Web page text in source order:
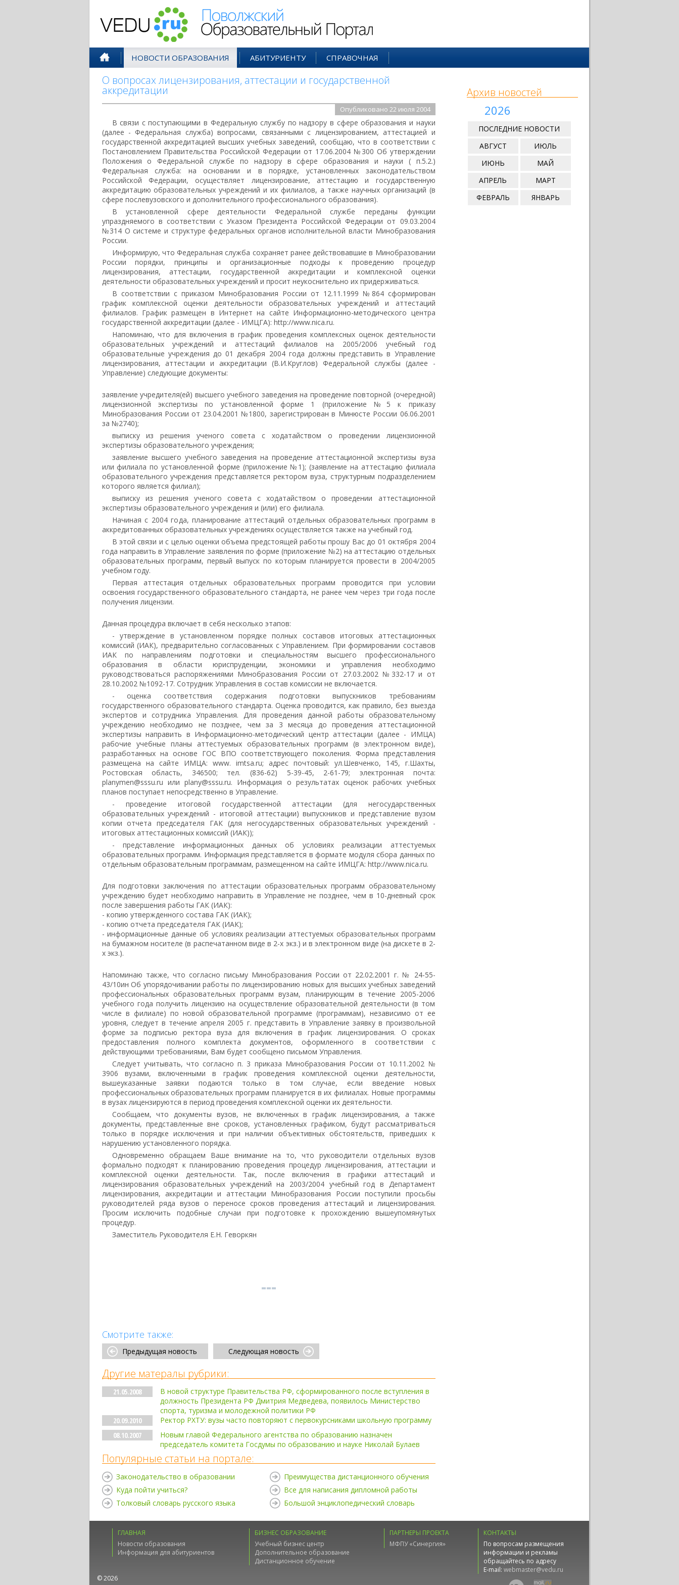
НОВОСТИ ОБРАЗОВАНИЯ АБИТУРИЕНТУ СПРАВОЧНАЯ
О вопросах лицензирования, аттестации и государственной
аккредитации
Опубликовано 22 июля 2004
В связи с поступающими в Федеральную службу по надзору в сфере образования и науки
(далее - Федеральная служба) вопросами, связанными с лицензированием, аттестацией и
государственной аккредитацией высших учебных заведений, сообщаю, что в соответствии с
Постановлением Правительства Российской Федерации от 17.06.2004 №300 Об утверждении
Положения о Федеральной службе по надзору в сфере образования и науки ( п.5.2.)
Федеральная служба: на основании и в порядке, установленных законодательством
Российской Федерации, осуществляет лицензирование, аттестацию и государственную
аккредитацию образовательных учреждений и их филиалов, а также научных организаций (в
сфере послевузовского и дополнительного профессионального образования).
В установленной сфере деятельности Федеральной службе переданы функции
упраздняемого в соответствии с Указом Президента Российской Федерации от 09.03.2004
№314 О системе и структуре федеральных органов исполнительной власти Минобразования
России.
Информирую, что Федеральная служба сохраняет ранее действовавшие в Минобразовании
России порядки, принципы и организационные подходы к проведению процедур
лицензирования, аттестации, государственной аккредитации и комплексной оценки
деятельности образовательных учреждений и просит неукоснительно их придерживаться.
В соответствии с приказом Минобразования России от 12.11.1999 №864 сформирован
график комплексной оценки деятельности образовательных учреждений и аттестаций
филиалов. График размещен в Интернет на сайте Информационно-методического центра
государственной аккредитации (далее - ИМЦГА): http://www.nica.ru.
Напоминаю, что для включения в график проведения комплексных оценок деятельности
образовательных учреждений и аттестаций филиалов на 2005/2006 учебный год
образовательные учреждения до 01 декабря 2004 года должны представить в Управление
лицензирования, аттестации и аккредитации (В.И.Круглов) Федеральной службы (далее -
Управление) следующие документы:
заявление учредителя(ей) высшего учебного заведения на проведение повторной (очередной)
лицензионной экспертизы по установленной форме 1 (приложение №5 к приказу
Минобразования России от 23.04.2001 №1800, зарегистрирован в Минюсте России 06.06.2001
за №2740);
выписку из решения ученого совета с ходатайством о проведении лицензионной
экспертизы образовательного учреждения;
заявление высшего учебного заведения на проведение аттестационной экспертизы вуза
или филиала по установленной форме (приложение №1); (заявление на аттестацию филиала
образовательного учреждения представляется ректором вуза, структурным подразделением
которого является филиал);
выписку из решения ученого совета с ходатайством о проведении аттестационной
экспертизы образовательного учреждения и (или) его филиала.
Начиная с 2004 года, планирование аттестаций отдельных образовательных программ в
аккредитованных образовательных учреждениях осуществляется также на учебный год.
В этой связи и с целью оценки объема предстоящей работы прошу Вас до 01 октября 2004
года направить в Управление заявления по форме (приложение №2) на аттестацию отдельных
образовательных программ, первый выпуск по которым планируется провести в 2004/2005
учебном году.
Первая аттестация отдельных образовательных программ проводится при условии
освоения государственного образовательного стандарта, не ранее чем через три года после
получения лицензии.
Данная процедура включает в себя несколько этапов:
- утверждение в установленном порядке полных составов итоговых аттестационных
комиссий (ИАК), предварительно согласованных с Управлением. При формировании составов
ИАК по направлениям подготовки и специальностям высшего профессионального
образования в области юриспруденции, экономики и управления необходимо
руководствоваться распоряжениями Минобразования России от 27.03.2002 №332-17 и от
28.10.2002 №1092-17. Сотрудник Управления в состав комиссии не включается.
- оценка соответствия содержания подготовки выпускников требованиям
государственного образовательного стандарта. Оценка проводится, как правило, без выезда
экспертов и сотрудника Управления. Для проведения данной работы образовательному
учреждению необходимо не позднее, чем за 3 месяца до проведения аттестационной
экспертизы направить в Информационно-методический центр аттестации (далее - ИМЦА)
рабочие учебные планы аттестуемых образовательных программ (в электронном виде),
разработанных на основе ГОС ВПО соответствующего поколения. Форма представления
размещена на сайте ИМЦА: www. imtsa.ru; адрес почтовый: ул.Шевченко, 145, г.Шахты,
Ростовская область, 346500; тел. (836-62) 5-39-45, 2-61-79; электронная почта:
planymen@sssu.ru или plany@sssu.ru. Информация о результатах оценок рабочих учебных
планов поступает непосредственно в Управление.
- проведение итоговой государственной аттестации (для негосударственных
образовательных учреждений - итоговой аттестации) выпускников и представление вузом
копии отчета председателя ГАК (для негосударственных образовательных учреждений -
итоговых аттестационных комиссий (ИАК));
- представление информационных данных об условиях реализации аттестуемых
образовательных программ. Информация представляется в формате модуля сбора данных по
отдельным образовательным программам, размещенном на сайте ИМЦГА: http://www.nica.ru.
Для подготовки заключения по аттестации образовательных программ образовательному
учреждению будет необходимо направить в Управление не позднее, чем в 10-дневный срок
после завершения работы ГАК (ИАК):
- копию утвержденного состава ГАК (ИАК);
- копию отчета председателя ГАК (ИАК);
- информационные данные об условиях реализации аттестуемых образовательных программ
на бумажном носителе (в распечатанном виде в 2-х экз.) и в электронном виде (на дискете в 2-
х экз.).
Напоминаю также, что согласно письму Минобразования России от 22.02.2001 г. № 24-55-
43/10ин Об упорядочивании работы по лицензированию новых для высших учебных заведений
профессиональных образовательных программ вузам, планирующим в течение 2005-2006
учебного года получить лицензию на осуществление образовательной деятельности (в том
числе в филиале) по новой образовательной программе (программам), независимо от ее
уровня, следует в течение апреля 2005 г. представить в Управление заявку в произвольной
форме за подписью ректора вуза для включения в график лицензирования. О сроках
предоставления полного комплекта документов, оформленного в соответствии с
действующими требованиями, Вам будет сообщено письмом Управления.
Следует учитывать, что согласно п. 3 приказа Минобразования России от 10.11.2002 №
3906 вузами, включенными в график проведения комплексной оценки деятельности,
вышеуказанные заявки подаются только в том случае, если введение новых
профессиональных образовательных программ планируется в их филиалах. Новые программы
в вузах лицензируются в период проведения комплексной оценки их деятельности.
Сообщаем, что документы вузов, не включенных в график лицензирования, а также
документы, представленные вне сроков, установленных графиком, будут рассматриваться
только в порядке исключения и при наличии объективных обстоятельств, приведших к
нарушению установленного порядка.
Одновременно обращаем Ваше внимание на то, что руководители отдельных вузов
формально подходят к планированию проведения процедур лицензирования, аттестации и
комплексной оценки деятельности. Так, после включения в графики аттестаций и
лицензирования образовательных учреждений на 2003/2004 учебный год в Департамент
лицензирования, аккредитации и аттестации Минобразования России поступили просьбы
руководителей ряда вузов о переносе сроков проведения аттестаций и лицензирования.
Просим исключить подобные случаи при подготовке к прохождению вышеупомянутых
процедур.
Заместитель Руководителя Е.Н. Геворкян
Смотрите также:
Предыдущая новость Следующая новость
Другие матералы рубрики:
21.05.2008
В новой структуре Правительства РФ, сформированного после вступления в
должность Президента РФ Дмитрия Медведева, появилось Министерство
спорта, туризма и молодeжной политики РФ
20.09.2010
Ректор РХТУ: вузы часто повторяют с первокурсниками школьную программу
08.10.2007
Новым главой Федерального агентства по образованию назначен
председатель комитета Госдумы по образованию и науке Николай Булаев
Популярные статьи на портале:
Законодательство в образовании
Куда пойти учиться?
Толковый словарь русского языка
Преимущества дистанционного обучения
Все для написания дипломной работы
Большой энциклопедический словарь
Архив новостей
2026
ПОСЛЕДНИЕ НОВОСТИ
АВГУСТ
ИЮЛЬ
ИЮНЬ
МАЙ
АПРЕЛЬ
МАРТ
ФЕВРАЛЬ
ЯНВАРЬ
ГЛАВНАЯ
Новости образования
Информация для абитуриентов
БИЗНЕС ОБРАЗОВАНИЕ
Учебный бизнес центр
Дополнительное образование
Дистанционное обучение
ПАРТНЕРЫ ПРОЕКТА
МФПУ «Синергия»
КОНТАКТЫ
По вопросам размещения
информации и рекламы
обращайтесь по адресу
E-mail: webmaster@vedu.ru
© 2026